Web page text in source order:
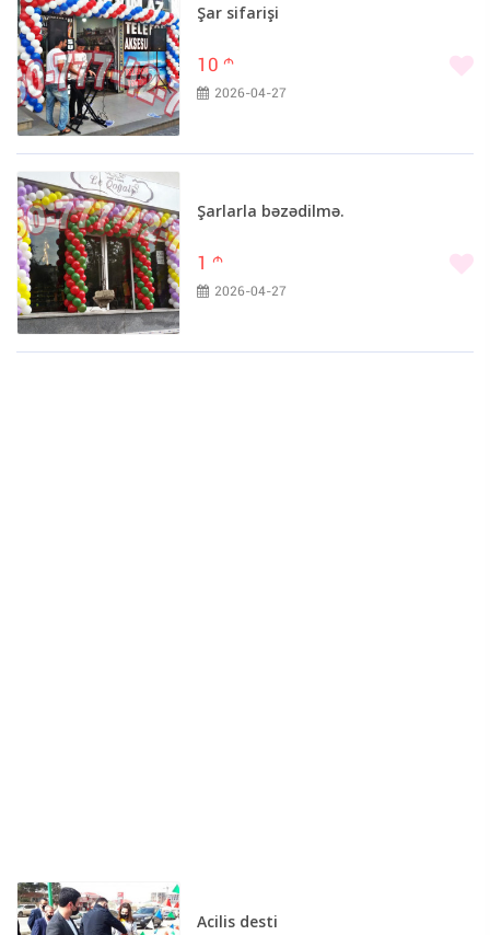
Şar sifarişi
10 m
2026-04-27
Şarlarla bəzədilmə.
1 m
2026-04-27
Acilis desti